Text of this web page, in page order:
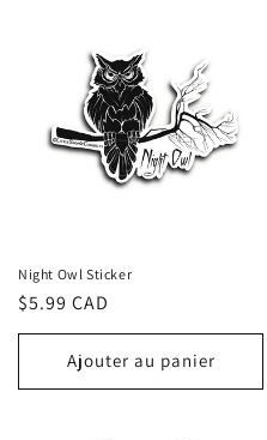
Night Owl Sticker
Prix
habituel
$5.99 CAD
Ajouter au panier